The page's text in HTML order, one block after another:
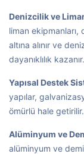
Denizcilik ve
liman
altına alınır ve
dayanıklılık kazanır.
Yapısal Destek
yapılar,
ömürlü hale getirilir.
Alüminyum ve
alüminyum ve